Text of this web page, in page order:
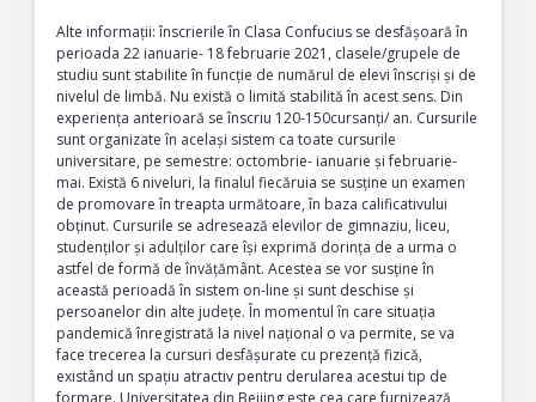
Alte informații: înscrierile în Clasa Confucius se desfășoară în
perioada 22 ianuarie- 18 februarie 2021, clasele/grupele de
studiu sunt stabilite în funcție de numărul de elevi înscriși și de
nivelul de limbă. Nu există o limită stabilită în acest sens. Din
experiența anterioară se înscriu 120-150cursanți/ an. Cursurile
sunt organizate în același sistem ca toate cursurile
universitare, pe semestre: octombrie- ianuarie și februarie-
mai. Există 6 niveluri, la finalul fiecăruia se susține un examen
de promovare în treapta următoare, în baza calificativului
obținut. Cursurile se adresează elevilor de gimnaziu, liceu,
studenților și adulților care își exprimă dorința de a urma o
astfel de formă de învățământ. Acestea se vor susține în
această perioadă în sistem on-line și sunt deschise și
persoanelor din alte județe. În momentul în care situația
pandemică înregistrată la nivel național o va permite, se va
face trecerea la cursuri desfășurate cu prezență fizică,
existând un spațiu atractiv pentru derularea acestui tip de
formare. Universitatea din Beijing este cea care furnizează